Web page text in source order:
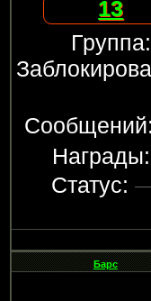
13
Группа:
Сообщений:
Награды:
Статус:
Барс